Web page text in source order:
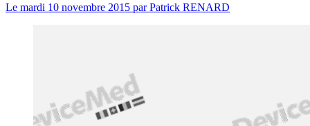
Le mardi 10 novembre 2015 parPatrick RENARD